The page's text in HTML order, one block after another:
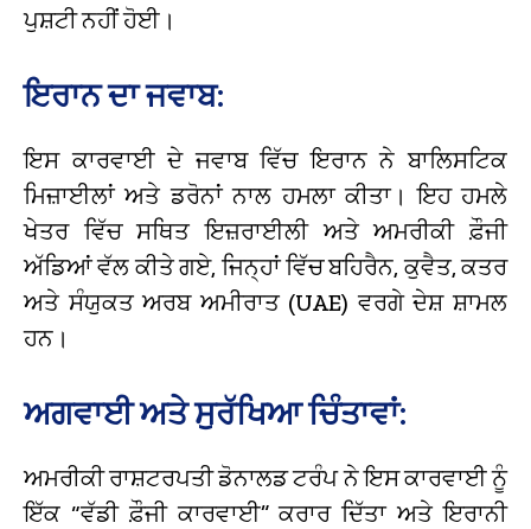
ਪੁਸ਼ਟੀ ਨਹੀਂ ਹੋਈ।
ਇਰਾਨ ਦਾ ਜਵਾਬ:
ਇਸ ਕਾਰਵਾਈ ਦੇ ਜਵਾਬ ਵਿੱਚ ਇਰਾਨ ਨੇ ਬਾਲਿਸਟਿਕ
ਮਿਜ਼ਾਈਲਾਂ ਅਤੇ ਡਰੋਨਾਂ ਨਾਲ ਹਮਲਾ ਕੀਤਾ। ਇਹ ਹਮਲੇ
ਖੇਤਰ ਵਿੱਚ ਸਥਿਤ ਇਜ਼ਰਾਈਲੀ ਅਤੇ ਅਮਰੀਕੀ ਫ਼ੌਜੀ
ਅੱਡਿਆਂ ਵੱਲ ਕੀਤੇ ਗਏ, ਜਿਨ੍ਹਾਂ ਵਿੱਚ ਬਹਿਰੈਨ, ਕੁਵੈਤ, ਕਤਰ
ਅਤੇ ਸੰਯੁਕਤ ਅਰਬ ਅਮੀਰਾਤ (UAE) ਵਰਗੇ ਦੇਸ਼ ਸ਼ਾਮਲ
ਹਨ।
ਅਗਵਾਈ ਅਤੇ ਸੁਰੱਖਿਆ ਚਿੰਤਾਵਾਂ:
ਅਮਰੀਕੀ ਰਾਸ਼ਟਰਪਤੀ ਡੋਨਾਲਡ ਟਰੰਪ ਨੇ ਇਸ ਕਾਰਵਾਈ ਨੂੰ
ਇੱਕ “ਵੱਡੀ ਫ਼ੌਜੀ ਕਾਰਵਾਈ” ਕਰਾਰ ਦਿੱਤਾ ਅਤੇ ਇਰਾਨੀ